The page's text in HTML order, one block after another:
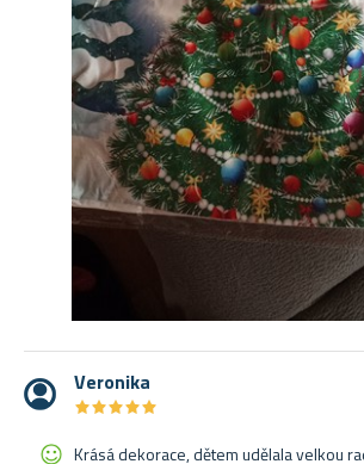
Veronika
★★★★★
★★★★★
Krásá dekorace, dětem udělala velkou